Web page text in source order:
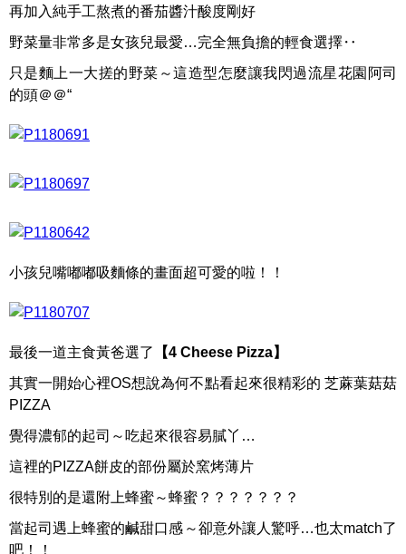
再加入純手工熬煮的番茄醬汁酸度剛好
野菜量非常多是女孩兒最愛…完全無負擔的輕食選擇‥
只是麵上一大搓的野菜～這造型怎麼讓我閃過流星花園阿司
的頭＠＠“
小孩兒嘴嘟嘟吸麵條的畫面超可愛的啦！！
最後一道主食黃爸選了
【4 Cheese Pizza】
其實一開始心裡OS想說為何不點看起來很精彩的 芝蔴葉菇菇
PIZZA
覺得濃郁的起司～吃起來很容易膩丫…
這裡的PIZZA餅皮的部份屬於窯烤薄片
很特別的是還附上蜂蜜～蜂蜜？？？？？？？
當起司遇上蜂蜜的鹹甜口感～卻意外讓人驚呼…也太match了
吧！！